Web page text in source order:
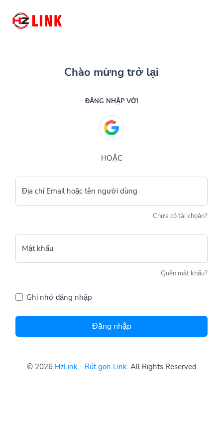
Chào mừng trở lại
ĐĂNG NHẬP VỚI
HOẶC
Địa chỉ Email hoặc tên người dùng
Chưa có tài khoản?
Mật khẩu
Quên mật khẩu?
Ghi nhớ đăng nhập
Đăng nhập
© 2026 HzLink - Rút gọn Link. All Rights Reserved